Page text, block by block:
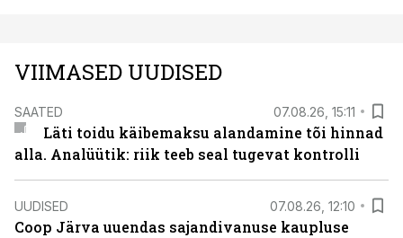
VIIMASED UUDISED
SAATED 07.08.26, 15:11
Läti toidu käibemaksu alandamine tõi hinnad
alla. Analüütik: riik teeb seal tugevat kontrolli
UUDISED 07.08.26, 12:10
Coop Järva uuendas sajandivanuse kaupluse